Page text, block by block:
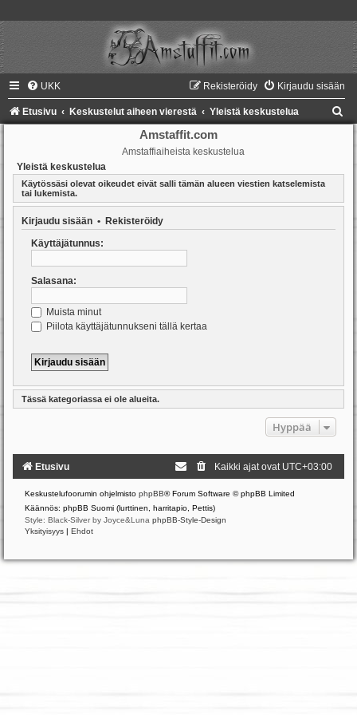
UKK Kirjaudu sisään
Rekisteröidy
Etusivu Keskustelut aiheen vierestä Yleistä keskustelua
Amstaffit.com
Amstaffiaiheista keskustelua
Yleistä keskustelua
Käytössäsi olevat oikeudet eivät salli tämän alueen viestien katselemista
tai lukemista.
Kirjaudu sisään • Rekisteröidy
Käyttäjätunnus:
Salasana:
Muista minut
Piilota käyttäjätunnukseni tällä kertaa
Tässä kategoriassa ei ole alueita.
Hyppää
Etusivu Kaikki ajat ovat UTC+03:00
Keskustelufoorumin ohjelmisto phpBB® Forum Software © phpBB Limited
Käännös: phpBB Suomi (lurttinen, harritapio, Pettis)
Style: Black-Silver by Joyce&Luna phpBB-Style-Design
Yksityisyys | Ehdot